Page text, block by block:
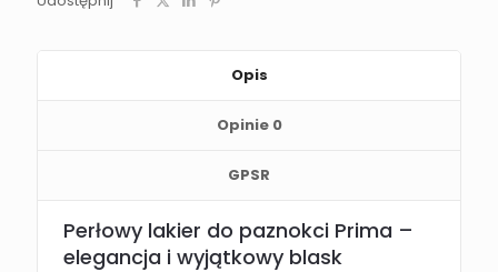
Opis
Opinie 0
GPSR
Perłowy lakier do paznokci Prima –
elegancja i wyjątkowy blask